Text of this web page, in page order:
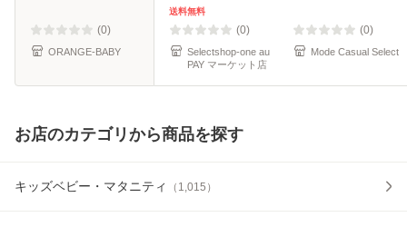
料 沖縄・一部地
域を除く】
(0)
ORANGE-BABY
イプ ピクニック ロ
ーテーブル おりた
たみ
送料無料
(0)
Selectshop-one au
PAY マーケット店
お座りチェア 4ヶ
月?36
(0)
Mode Casual Select
お店のカテゴリから商品を探す
キッズベビー・マタニティ （ 1,015 ）